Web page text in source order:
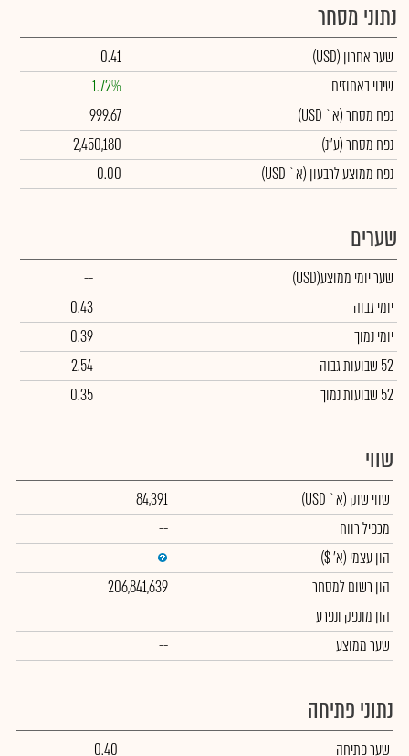
נתוני מסחר
שער אחרון (USD)
0.41
שינוי באחוזים
1.72%
נפח מסחר(א` USD)
999.67
נפח מסחר(ע"נ)
2,450,180
נפח ממוצע לרבעון (א` USD)
0.00
שערים
שער יומי ממוצע(USD)
--
יומי גבוה
0.43
יומי נמוך
0.39
52 שבועות גבוה
2.54
52 שבועות נמוך
0.35
שווי
שווי שוק (א` USD)
84,391
מכפיל רווח
--
הון עצמי (א' $)
הון רשום למסחר
206,841,639
הון מונפק ונפרע
שער ממוצע
--
נתוני פתיחה
שער פתיחה 0.40